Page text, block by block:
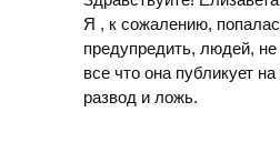
Я , к сожалению,
предупредить, людей,
все что она публикует
развод и ложь.